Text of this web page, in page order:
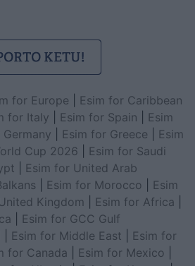
for Europe
Esim for Caribbean
for Italy Esim for Spain
Esim
Esim for Greece
Esim
Cup 2026
Esim for Saudi
Esim for United Arab
Esim for Morocco
Esim
Kingdom Esim for Africa
Esim for GCC Gulf
Esim for Middle East
Esim for
for Canada Esim for Mexico